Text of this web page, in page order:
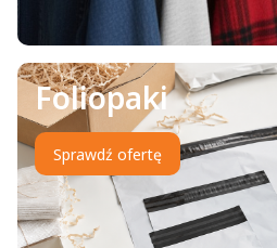
Foliopaki
Sprawdź ofertę